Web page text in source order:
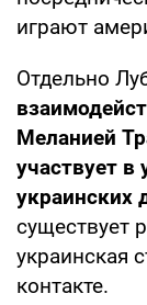
играют
Отдельно
Меланией
участвует
украинских
существует
украинская
контакте.